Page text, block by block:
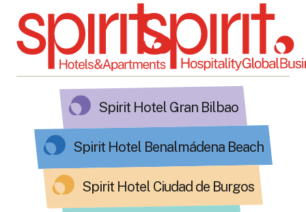
Spirit Hotel Gran Bilbao
Spirit Hotel Benalmádena Beach
Spirit Hotel Ciudad de Burgos